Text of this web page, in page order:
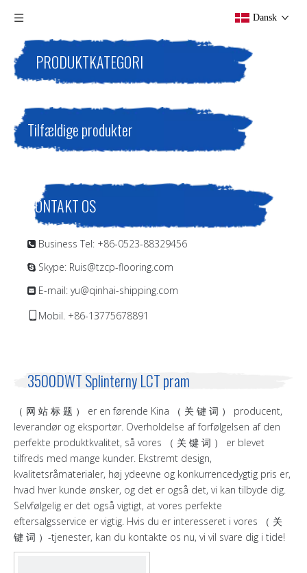
Dansk
PRODUKTKATEGORI
Tilfældige produkter
KONTAKT OS
 Business Tel: +86-0523-88329456
 Skype: Ruis@tzcp-flooring.com
 E-mail: yu@qinhai-shipping.com
Mobil. +86-13775678891
3500DWT Splinterny LCT pram
（ 网 站 标 题 ） er en førende Kina （ 关 键 词 ） producent,
leverandør og eksportør. Overholdelse af forfølgelsen af ​​den
perfekte produktkvalitet, så vores （ 关 键 词 ） er blevet
tilfreds med mange kunder. Ekstremt design,
kvalitetsråmaterialer, høj ydeevne og konkurrencedygtig pris er,
hvad hver kunde ønsker, og det er også det, vi kan tilbyde dig.
Selvfølgelig er det også vigtigt, at vores perfekte
eftersalgsservice er vigtig. Hvis du er interesseret i vores （ 关
键 词 ）-tjenester, kan du kontakte os nu, vi vil svare dig i tide!